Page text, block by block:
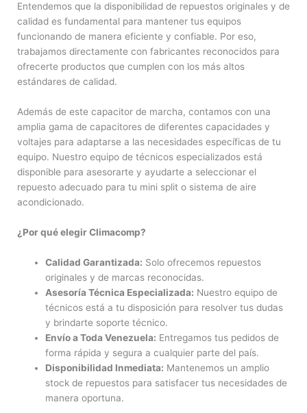
Entendemos que la disponibilidad de repuestos originales y de
calidad es fundamental para mantener tus equipos
funcionando de manera eficiente y confiable. Por eso,
trabajamos directamente con fabricantes reconocidos para
ofrecerte productos que cumplen con los más altos
estándares de calidad.
Además de este capacitor de marcha, contamos con una
amplia gama de capacitores de diferentes capacidades y
voltajes para adaptarse a las necesidades específicas de tu
equipo. Nuestro equipo de técnicos especializados está
disponible para asesorarte y ayudarte a seleccionar el
repuesto adecuado para tu mini split o sistema de aire
acondicionado.
¿Por qué elegir Climacomp?
Calidad Garantizada: Solo ofrecemos repuestos
originales y de marcas reconocidas.
Asesoría Técnica Especializada: Nuestro equipo de
técnicos está a tu disposición para resolver tus dudas
y brindarte soporte técnico.
Envío a Toda Venezuela: Entregamos tus pedidos de
forma rápida y segura a cualquier parte del país.
Disponibilidad Inmediata: Mantenemos un amplio
stock de repuestos para satisfacer tus necesidades de
manera oportuna.